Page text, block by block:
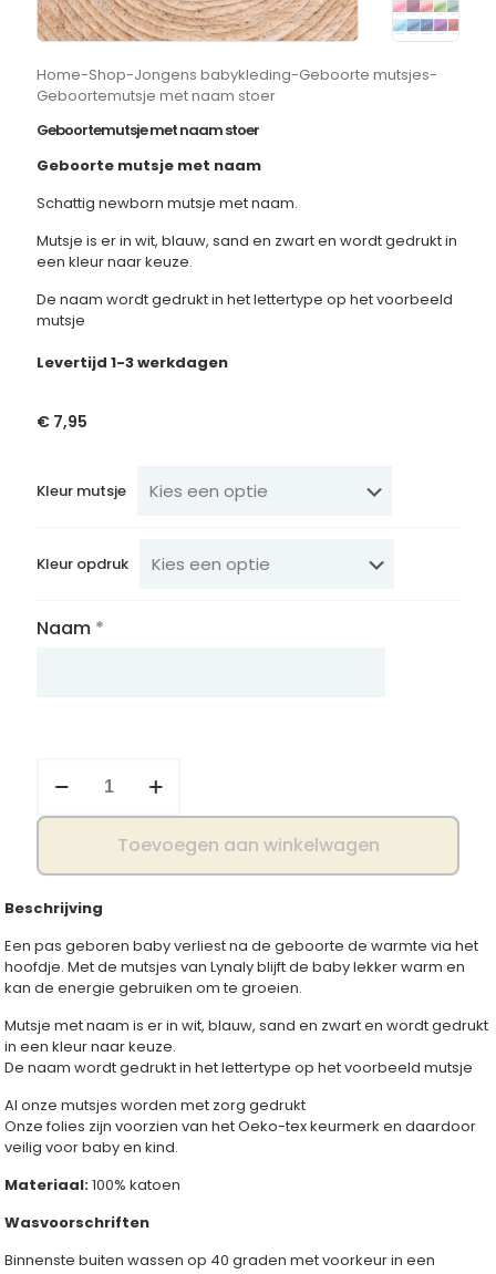
Home-Shop-Jongens babykleding-Geboorte mutsjes-
Geboortemutsje met naam stoer
Geboortemutsje met naam stoer
Geboorte mutsje met naam
Schattig newborn mutsje met naam.
Mutsje is er in wit, blauw, sand en zwart en wordt gedrukt in
een kleur naar keuze.
De naam wordt gedrukt in het lettertype op het voorbeeld
mutsje
Levertijd 1-3 werkdagen
€ 7,95
Kleur mutsje
Kleur opdruk
Naam *
met
Toevoegen aan winkelwagen
Beschrijving
Een pas geboren baby verliest na de geboorte de warmte via het
hoofdje. Met de mutsjes van Lynaly blijft de baby lekker warm en
kan de energie gebruiken om te groeien.
Mutsje met naam is er in wit, blauw, sand en zwart en wordt gedrukt
in een kleur naar keuze.
De naam wordt gedrukt in het lettertype op het voorbeeld mutsje
Al onze mutsjes worden met zorg gedrukt
Onze folies zijn voorzien van het Oeko-tex keurmerk en daardoor
veilig voor baby en kind.
Materiaal:100% katoen
Wasvoorschriften
Binnenste buiten wassen op 40 graden met voorkeur in een